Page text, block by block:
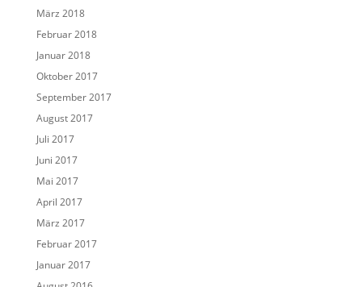
März 2018
Februar 2018
Januar 2018
Oktober 2017
September 2017
August 2017
Juli 2017
Juni 2017
Mai 2017
April 2017
März 2017
Februar 2017
Januar 2017